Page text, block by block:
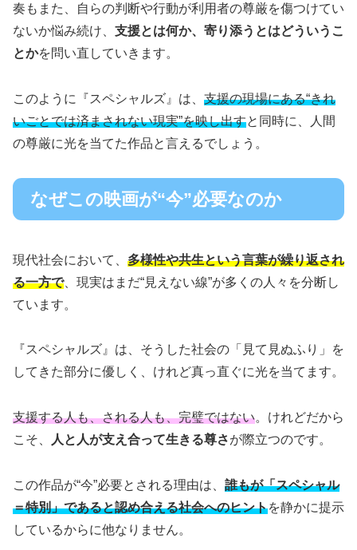
奏もまた、自らの判断や行動が利用者の尊厳を傷つけてい
ないか悩み続け、 支援とは何か、寄り添うとはどういうこ
とかを問い直していきます。
このように『スペシャルズ』は、 支援の現場にある“きれ
いごとでは済まされない現実”を映し出すと同時に、人間
の尊厳に光を当てた作品と言えるでしょう。
なぜこの映画が“今”必要なのか
現代社会において、 多様性や共生という言葉が繰り返され
る一方で、現実はまだ“見えない線”が多くの人々を分断し
ています。
『スペシャルズ』は、そうした社会の「見て見ぬふり」を
してきた部分に優しく、けれど真っ直ぐに光を当てます。
支援する人も、される人も、完璧ではない。けれどだから
こそ、
人と人が支え合って生きる尊さが際立つのです。
この作品が“今”必要とされる理由は、 誰もが「スペシャル
＝特別」であると認め合える社会へのヒントを静かに提示
しているからに他なりません。